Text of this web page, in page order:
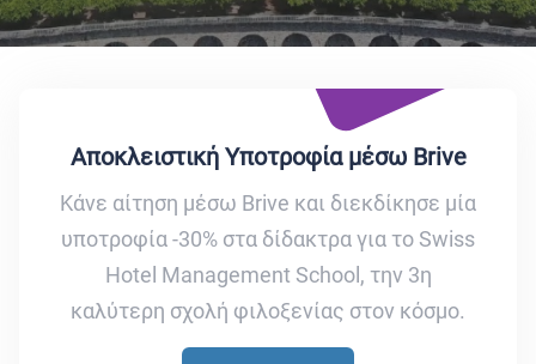
Αποκλειστική Υποτροφία μέσω Brive
Κάνε αίτηση μέσω Brive και διεκδίκησε μία
υποτροφία -30% στα δίδακτρα για το Swiss
Hotel Management School, την 3η
καλύτερη σχολή φιλοξενίας στον κόσμο.